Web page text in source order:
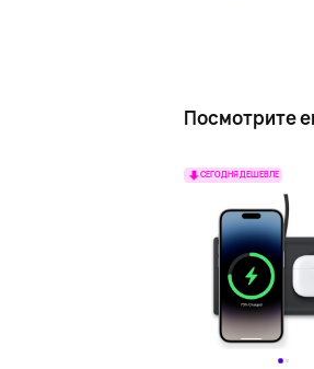
Посмотрите
СЕГОДНЯ ДЕШЕВЛЕ